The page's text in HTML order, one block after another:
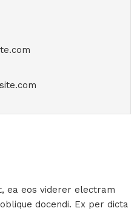
ea eos viderer electram
docendi. Ex per dicta